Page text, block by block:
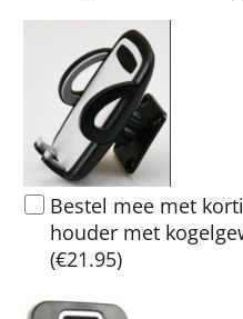
Bestel mee met
houder met
(€21.95)